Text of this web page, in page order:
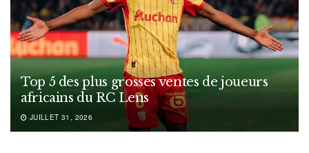
Top 5 des plus grosses ventes de joueurs
africains du RC Lens
JUILLET 31, 2026